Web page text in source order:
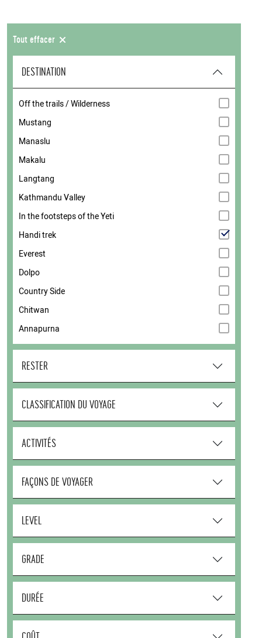
Tout effacer
DESTINATION
Off the trails / Wilderness
Mustang
Manaslu
Makalu
Langtang
Kathmandu Valley
In the footsteps of the Yeti
Handi trek
Everest
Dolpo
Country Side
Chitwan
Annapurna
RESTER
CLASSIFICATION DU VOYAGE
ACTIVITÉS
FAÇONS DE VOYAGER
LEVEL
GRADE
DURÉE